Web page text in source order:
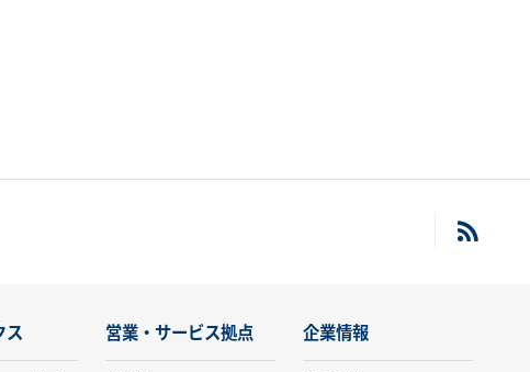
ス 営業・サービス拠点 企業情報